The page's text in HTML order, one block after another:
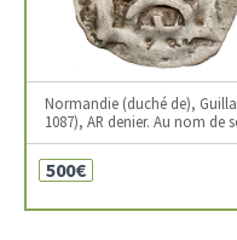
Normandie (duché de),
1087), AR denier. Au nom de
500€